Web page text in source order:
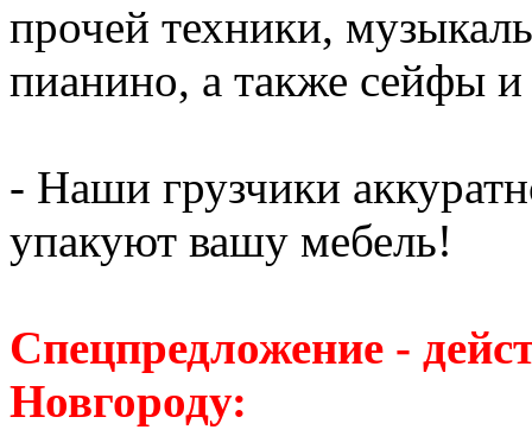
прочей техники,
пианино, а также сейфы
- Наши грузчики
упакуют вашу мебель!
Спецпредложение -
Новгороду: